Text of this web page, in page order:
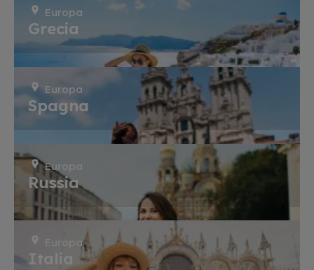
Europa
Grecia
Europa
Spagna
Europa
Russia
Europa
Italia